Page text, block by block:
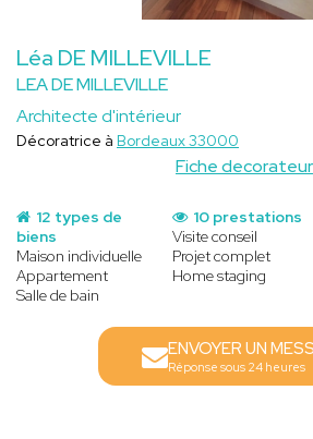
Léa DE MILLEVILLE
LEA DE MILLEVILLE
Architecte d'intérieur
Fiche decorateur
Décoratrice à Bordeaux 33000
12 types de
biens
Maison individuelle
Appartement
Salle de bain
10 prestations
Visite conseil
Projet complet
Home staging
ENVOYER UN
Réponse sous 24 heures